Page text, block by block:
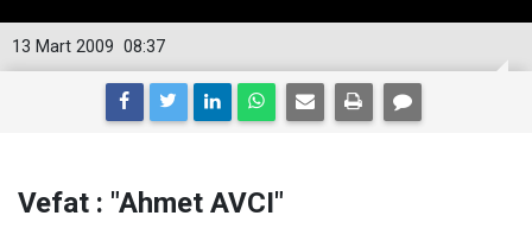
08:37
13 Mart 2009
Vefat : "Ahmet AVCI"